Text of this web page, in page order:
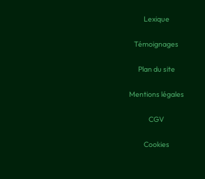
Lexique
Témoignages
Plan du site
Mentions légales
CGV
Cookies